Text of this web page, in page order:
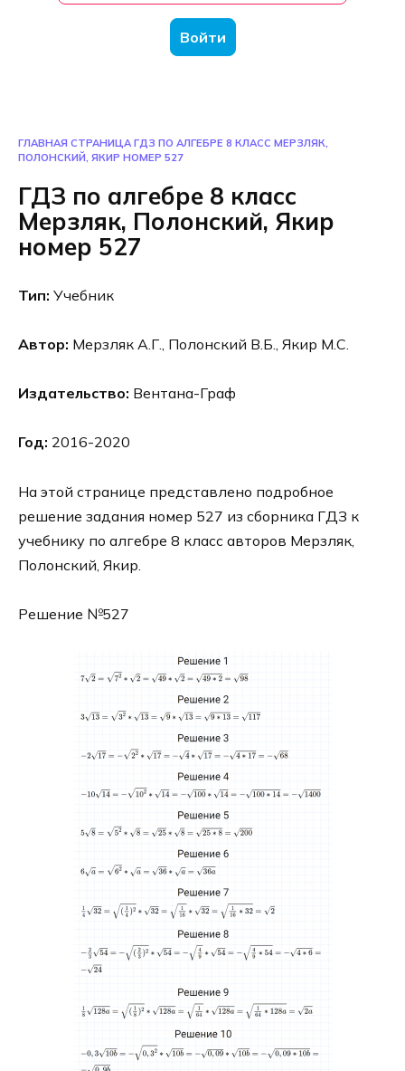
Войти
ГЛАВНАЯ СТРАНИЦА ГДЗ ПО АЛГЕБРЕ 8 КЛАСС МЕРЗЛЯК,
ПОЛОНСКИЙ, ЯКИР НОМЕР 527
ГДЗ по алгебре 8 класс
Мерзляк, Полонский, Якир
номер 527
Тип: Учебник
Автор: Мерзляк А.Г., Полонский В.Б., Якир М.С.
Издательство: Вентана-Граф
Год: 2016-2020
На этой странице представлено подробное
решение задания номер 527 из сборника ГДЗ к
учебнику по алгебре 8 класс авторов Мерзляк,
Полонский, Якир.
Решение №527